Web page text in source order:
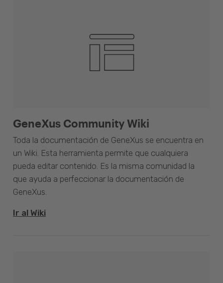
GeneXus Community Wiki
Toda la documentación de GeneXus se encuentra en
un Wiki. Esta herramienta permite que cualquiera
pueda editar contenido. Es la misma comunidad la
que ayuda a perfeccionar la documentación de
GeneXus.
Ir al Wiki